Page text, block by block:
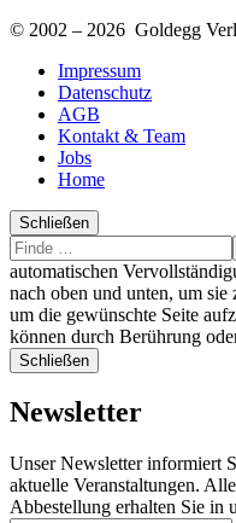
© 2002 – 2026 Goldegg
Impressum
Datenschutz
AGB
Kontakt & Team
Jobs
Home
Schließen
Suche
Finde
…
automatischen
nach oben und unten, um sie
um die gewünschte Seite
können durch Berührung
Schließen
Newsletter
Unser Newsletter informiert
aktuelle Veranstaltungen.
Abbestellung erhalten Sie in